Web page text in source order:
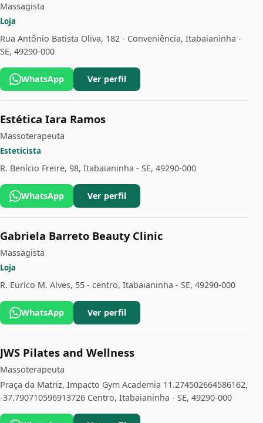
Massagista
Loja
Rua Antônio Batista Oliva, 182 - Conveniência, Itabaianinha -
SE, 49290-000
WhatsApp Ver perfil
Estética Iara Ramos
Massoterapeuta
Esteticista
R. Benício Freire, 98, Itabaianinha - SE, 49290-000
WhatsApp Ver perfil
Gabriela Barreto Beauty Clinic
Massagista
Loja
R. Euríco M. Alves, 55 - centro, Itabaianinha - SE, 49290-000
WhatsApp Ver perfil
JWS Pilates and Wellness
Massoterapeuta
Praça da Matriz, Impacto Gym Academia 11.274502664586162,
-37.790710596913726 Centro, Itabaianinha - SE, 49290-000